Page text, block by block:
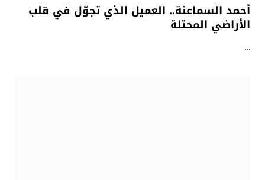
أحمد السماعنة.. العميل الذي تجوّل في قلب
الأراضي المحتلة
…